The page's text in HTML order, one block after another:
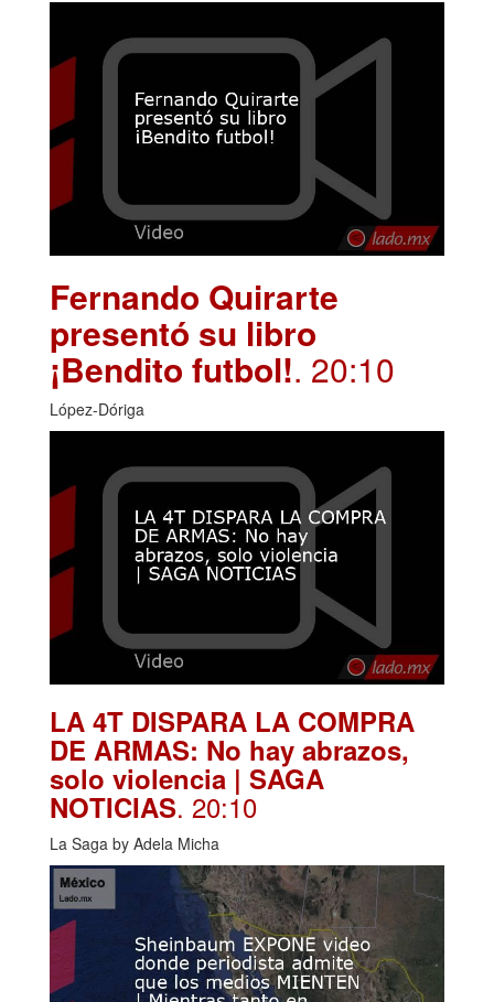
Fernando Quirarte
presentó su libro
¡Bendito futbol!. 20:10
López-Dóriga
LA 4T DISPARA LA COMPRA
DE ARMAS: No hay abrazos,
solo violencia | SAGA
NOTICIAS. 20:10
La Saga by Adela Micha